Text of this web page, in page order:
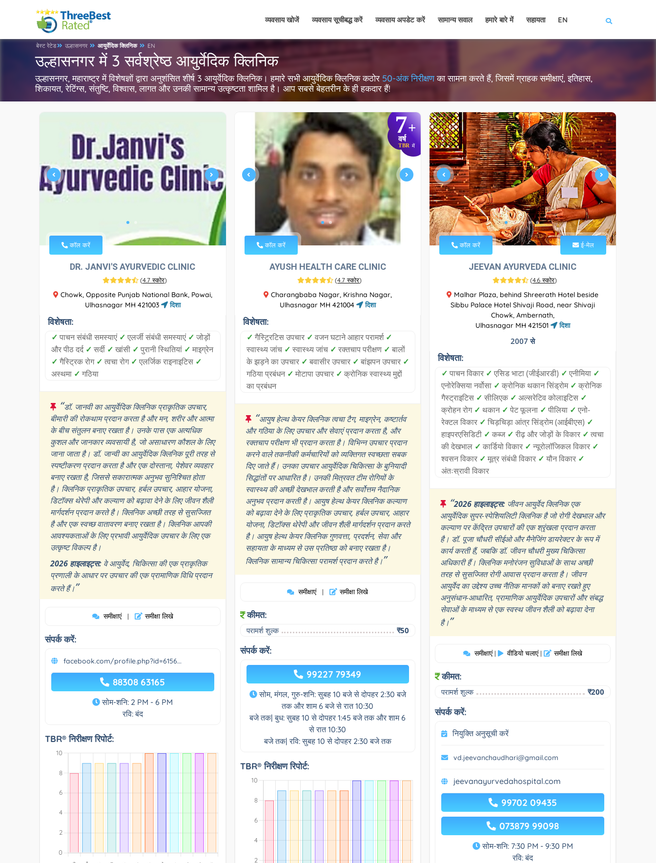
व्यवसाय खोजें व्यवसाय सूचीबद्ध करें व्यवसाय अपडेट करें सामान्य सवाल हमारे बारे में सहायता EN
बेस्ट रेटेड उल्हासनगर आयुर्वेदिक क्लिनिक EN
उल्हासनगर में 3 सर्वश्रेष्ठ आयुर्वेदिक क्लिनिक
उल्हासनगर, महाराष्ट्र में विशेषज्ञों द्वारा अनुशंसित शीर्ष 3 आयुर्वेदिक क्लिनिक। हमारे सभी आयुर्वेदिक क्लिनिक कठोर 50-अंक निरीक्षणका सामना करते हैं, जिसमें ग्राहक समीक्षाएं, इतिहास,
शिकायत, रेटिंग्स, संतुष्टि, विश्वास, लागत और उनकी सामान्य उत्कृष्टता शामिल है। आप सबसे बेहतरीन के ही हकदार हैं!
कॉल करें
DR. JANVI'S AYURVEDIC CLINIC
(4.7 स्कोर)
Chowk, Opposite Punjab National Bank, Powai,
Ulhasnagar MH 421003
दिशा
विशेषता:
✓ पाचन संबंधी समस्याएं ✓ एलर्जी संबंधी समस्याएं ✓ जोड़ों
और पीठ दर्द ✓ सर्दी ✓ खांसी ✓ पुरानी स्थितियां ✓ माइग्रेन
✓ गैस्ट्रिक रोग ✓ त्वचा रोग ✓ एलर्जिक राइनाइटिस ✓
अस्थमा ✓ गठिया
“डॉ. जानवी का आयुर्वेदिक क्लिनिक प्राकृतिक उपचार,
बीमारी की रोकथाम प्रदान करता है और मन, शरीर और आत्मा
के बीच संतुलन बनाए रखता है। उनके पास एक अत्यधिक
कुशल और जानकार व्यवसायी है, जो असाधारण कौशल के लिए
जाना जाता है। डॉ. जान्वी का आयुर्वेदिक क्लिनिक पूरी तरह से
स्पष्टीकरण प्रदान करता है और एक दोस्ताना, पेशेवर व्यवहार
बनाए रखता है, जिससे सकारात्मक अनुभव सुनिश्चित होता
है। क्लिनिक प्राकृतिक उपचार, हर्बल उपचार, आहार योजना,
डिटॉक्स थेरेपी और कल्याण को बढ़ावा देने के लिए जीवन शैली
मार्गदर्शन प्रदान करते है। क्लिनिक अच्छी तरह से सुसज्जित
है और एक स्वच्छ वातावरण बनाए रखता है। क्लिनिक आपकी
आवश्यकताओं के लिए प्रभावी आयुर्वेदिक उपचार के लिए एक
उत्कृष्ट विकल्प है।
2026 हाइलाइट्स: वे आयुर्वेद, चिकित्सा की एक प्राकृतिक
प्रणाली के आधार पर उपचार की एक प्रामाणिक विधि प्रदान
करते हैं।”
समीक्षाएं | समीक्षा लिखे
संपर्क करें:
facebook.com/profile.php?id=6156...
88308 63165
सोम-शनि: 2 PM - 6 PM
रवि: बंद
TBR® निरीक्षण रिपोर्ट:
7+
वर्ष
TBR में
कॉल करें
AYUSH HEALTH CARE CLINIC
(4.7 स्कोर)
Charangbaba Nagar, Krishna Nagar,
Ulhasnagar MH 421004
दिशा
विशेषता:
✓ गैस्ट्र्रिटिस उपचार ✓ वजन घटाने आहार परामर्श ✓
स्वास्थ्य जांच ✓ स्वास्थ्य जांच ✓ रक्तचाप परीक्षण ✓ बालों
के झड़ने का उपचार ✓ बवासीर उपचार ✓ बांझपन उपचार ✓
गठिया प्रबंधन ✓ मोटापा उपचार ✓ क्रोनिक स्वास्थ्य मुद्दों
का प्रबंधन
“आयुष हेल्थ केयर क्लिनिक त्वचा टैग, माइग्रेन, कष्टार्तव
और गठिया के लिए उपचार और सेवाएं प्रदान करता है, और
रक्तचाप परीक्षण भी प्रदान करता है। विभिन्न उपचार प्रदान
करने वाले तकनीकी कर्मचारियों को व्यक्तिगत स्वच्छता सबक
दिए जाते हैं। उनका उपचार आयुर्वेदिक चिकित्सा के बुनियादी
सिद्धांतों पर आधारित है। उनकी मित्रवत टीम रोगियों के
स्वास्थ्य की अच्छी देखभाल करती है और सर्वोत्तम नैदानिक
अनुभव प्रदान करती है। आयुष हेल्थ केयर क्लिनिक कल्याण
को बढ़ावा देने के लिए प्राकृतिक उपचार, हर्बल उपचार, आहार
योजना, डिटॉक्स थेरेपी और जीवन शैली मार्गदर्शन प्रदान करते
है। आयुष हेल्थ केयर क्लिनिक गुणवत्ता, प्रदर्शन, सेवा और
सहायता के माध्यम से उस प्रतिष्ठा को बनाए रखता है।
क्लिनिक सामान्य चिकित्सा परामर्श प्रदान करते है।”
समीक्षाएं | समीक्षा लिखे
कीमत:
परामर्श शुल्क ₹50
संपर्क करें:
99227 79349
सोम, मंगल, गुरु-शनि: सुबह 10 बजे से दोपहर 2:30 बजे
तक और शाम 6 बजे से रात 10:30
बजे तक| बुध: सुबह 10 से दोपहर 1:45 बजे तक और शाम 6
से रात 10:30
बजे तक| रवि: सुबह 10 से दोपहर 2:30 बजे तक
TBR® निरीक्षण रिपोर्ट:
कॉल करें ई-मेल
JEEVAN AYURVEDA CLINIC
(4.6 स्कोर)
Malhar Plaza, behind Shreerath Hotel beside
Sibbu Palace Hotel Shivaji Road, near Shivaji
Chowk, Ambernath,
Ulhasnagar MH 421501
दिशा
2007 से
विशेषता:
✓ पाचन विकार ✓ एसिड भाटा (जीईआरडी) ✓ एनीमिया ✓
एनोरेक्सिया नर्वोसा ✓ क्रोनिक थकान सिंड्रोम ✓ क्रोनिक
गैस्ट्राइटिस ✓ सीलिएक ✓ अल्सरेटिव कोलाइटिस ✓
क्रोहन रोग ✓ थकान ✓ पेट फूलना ✓ पीलिया ✓ एनो-
रेक्टल विकार ✓ चिड़चिड़ा आंत्र सिंड्रोम (आईबीएस) ✓
हाइपरएसिडिटी ✓ कब्ज ✓ रीढ़ और जोड़ों के विकार ✓ त्वचा
की देखभाल ✓ कार्डियो विकार ✓ न्यूरोलॉजिकल विकार ✓
श्वसन विकार ✓ मूत्र संबंधी विकार ✓ यौन विकार ✓
अंतःस्रावी विकार
“2026 हाइलाइट्स: जीवन आयुर्वेद क्लिनिक एक
आयुर्वेदिक सुपर-स्पेशियलिटी क्लिनिक है जो रोगी देखभाल और
कल्याण पर केंद्रित उपचारों की एक श्रृंखला प्रदान करता
है। डॉ. पूजा चौधरी सीईओ और मैनेजिंग डायरेक्टर के रूप में
कार्य करती हैं, जबकि डॉ. जीवन चौधरी मुख्य चिकित्सा
अधिकारी हैं। क्लिनिक मनोरंजन सुविधाओं के साथ अच्छी
तरह से सुसज्जित रोगी आवास प्रदान करता है। जीवन
आयुर्वेद का उद्देश्य उच्च नैतिक मानकों को बनाए रखते हुए
अनुसंधान-आधारित, प्रामाणिक आयुर्वेदिक उपचारों और संबद्ध
सेवाओं के माध्यम से एक स्वस्थ जीवन शैली को बढ़ावा देना
है।”
समीक्षाएं | वीडियो चलाएं | समीक्षा लिखे
कीमत:
परामर्श शुल्क ₹200
संपर्क करें:
नियुक्ति अनुसूची करें
vd.jeevanchaudhari@gmail.com
jeevanayurvedahospital.com
99702 09435
073879 99098
सोम-शनि: 7:30 PM - 9:30 PM
रवि: बंद